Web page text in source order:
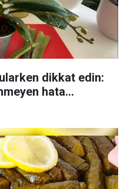
dikkat edin:
hata...